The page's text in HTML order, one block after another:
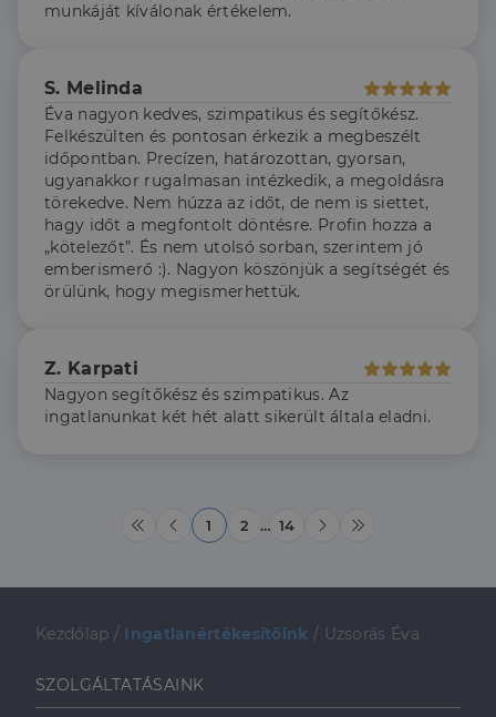
munkáját kíválonak értékelem.
S. Melinda
Éva nagyon kedves, szimpatikus és segítőkész.
Felkészülten és pontosan érkezik a megbeszélt
időpontban. Precízen, határozottan, gyorsan,
ugyanakkor rugalmasan intézkedik, a megoldásra
törekedve. Nem húzza az időt, de nem is siettet,
hagy időt a megfontolt döntésre. Profin hozza a
„kötelezőt”. És nem utolsó sorban, szerintem jó
emberismerő :). Nagyon köszönjük a segítségét és
örülünk, hogy megismerhettük.
Z. Karpati
Nagyon segítőkész és szimpatikus. Az
ingatlanunkat két hét alatt sikerült általa eladni.
1 2 … 14
Kezdőlap / Ingatlanértékesítőink / Uzsorás Éva
SZOLGÁLTATÁSAINK